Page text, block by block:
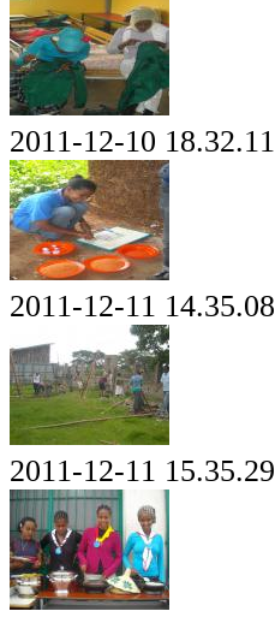
2011-12-10 18.32.11
2011-12-11 14.35.08
2011-12-11 15.35.29